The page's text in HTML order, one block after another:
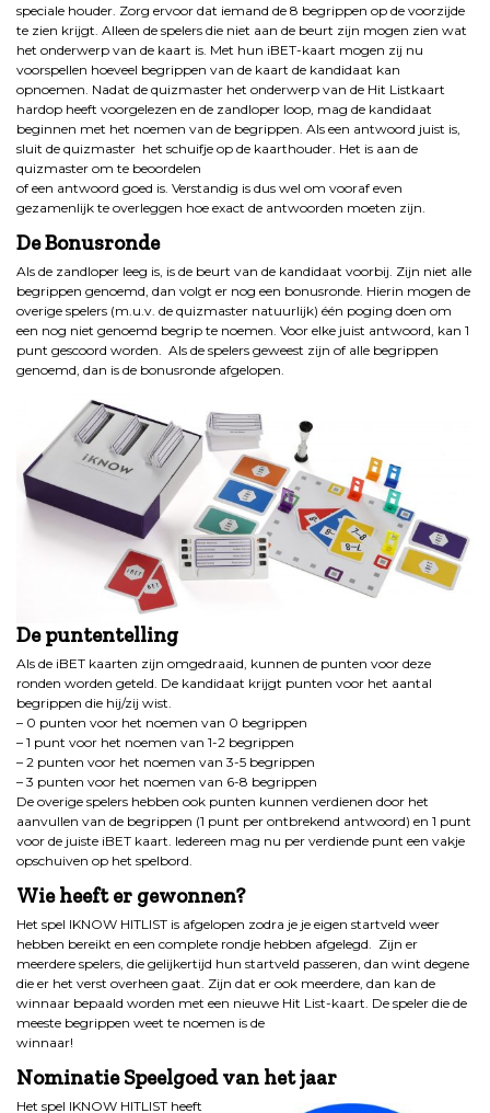
speciale houder. Zorg ervoor dat iemand de 8 begrippen op de voorzijde
te zien krijgt. Alleen de spelers die niet aan de beurt zijn mogen zien wat
het onderwerp van de kaart is. Met hun iBET-kaart mogen zij nu
voorspellen hoeveel begrippen van de kaart de kandidaat kan
opnoemen. Nadat de quizmaster het onderwerp van de Hit Listkaart
hardop heeft voorgelezen en de zandloper loop, mag de kandidaat
beginnen met het noemen van de begrippen. Als een antwoord juist is,
sluit de quizmaster het schuifje op de kaarthouder. Het is aan de
quizmaster om te beoordelen
of een antwoord goed is. Verstandig is dus wel om vooraf even
gezamenlijk te overleggen hoe exact de antwoorden moeten zijn.
De Bonusronde
Als de zandloper leeg is, is de beurt van de kandidaat voorbij. Zijn niet alle
begrippen genoemd, dan volgt er nog een bonusronde. Hierin mogen de
overige spelers (m.u.v. de quizmaster natuurlijk) één poging doen om
een nog niet genoemd begrip te noemen. Voor elke juist antwoord, kan 1
punt gescoord worden. Als de spelers geweest zijn of alle begrippen
genoemd, dan is de bonusronde afgelopen.
De puntentelling
Als de iBET kaarten zijn omgedraaid, kunnen de punten voor deze
ronden worden geteld. De kandidaat krijgt punten voor het aantal
begrippen die hij/zij wist.
– 0 punten voor het noemen van 0 begrippen
– 1 punt voor het noemen van 1-2 begrippen
– 2 punten voor het noemen van 3-5 begrippen
– 3 punten voor het noemen van 6-8 begrippen
De overige spelers hebben ook punten kunnen verdienen door het
aanvullen van de begrippen (1 punt per ontbrekend antwoord) en 1 punt
voor de juiste iBET kaart. Iedereen mag nu per verdiende punt een vakje
opschuiven op het spelbord.
Wie heeft er gewonnen?
Het spel IKNOW HITLIST is afgelopen zodra je je eigen startveld weer
hebben bereikt en een complete rondje hebben afgelegd. Zijn er
meerdere spelers, die gelijkertijd hun startveld passeren, dan wint degene
die er het verst overheen gaat. Zijn dat er ook meerdere, dan kan de
winnaar bepaald worden met een nieuwe Hit List-kaart. De speler die de
meeste begrippen weet te noemen is de
winnaar!
Nominatie Speelgoed van het jaar
Het spel IKNOW HITLIST heeft